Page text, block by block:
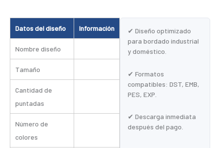
Datos del diseño Información
Nombre diseño
Tamaño
Cantidad de
puntadas
Número de
colores
✔ Diseño optimizado
para bordado industrial
y doméstico.
✔ Formatos
compatibles: DST, EMB,
PES, EXP.
✔ Descarga inmediata
después del pago.